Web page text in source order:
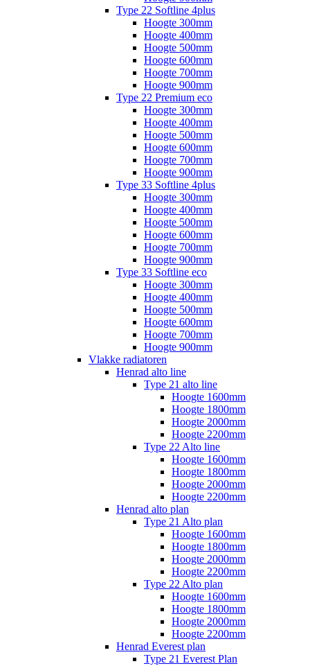
Type 22 Softline 4plus
Hoogte 300mm
Hoogte 400mm
Hoogte 500mm
Hoogte 600mm
Hoogte 700mm
Hoogte 900mm
Type 22 Premium eco
Hoogte 300mm
Hoogte 400mm
Hoogte 500mm
Hoogte 600mm
Hoogte 700mm
Hoogte 900mm
Type 33 Softline 4plus
Hoogte 300mm
Hoogte 400mm
Hoogte 500mm
Hoogte 600mm
Hoogte 700mm
Hoogte 900mm
Type 33 Softline eco
Hoogte 300mm
Hoogte 400mm
Hoogte 500mm
Hoogte 600mm
Hoogte 700mm
Hoogte 900mm
Vlakke radiatoren
Henrad alto line
Type 21 alto line
Hoogte 1600mm
Hoogte 1800mm
Hoogte 2000mm
Hoogte 2200mm
Type 22 Alto line
Hoogte 1600mm
Hoogte 1800mm
Hoogte 2000mm
Hoogte 2200mm
Henrad alto plan
Type 21 Alto plan
Hoogte 1600mm
Hoogte 1800mm
Hoogte 2000mm
Hoogte 2200mm
Type 22 Alto plan
Hoogte 1600mm
Hoogte 1800mm
Hoogte 2000mm
Hoogte 2200mm
Henrad Everest plan
Type 21 Everest Plan